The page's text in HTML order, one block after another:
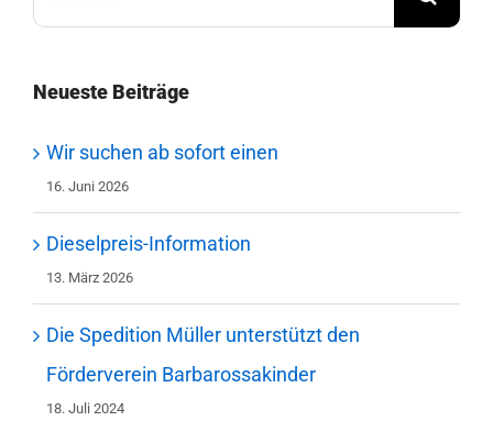
nach:
Neueste Beiträge
Wir suchen ab sofort einen
16. Juni 2026
Dieselpreis-Information
13. März 2026
Die Spedition Müller unterstützt den
Förderverein Barbarossakinder
18. Juli 2024